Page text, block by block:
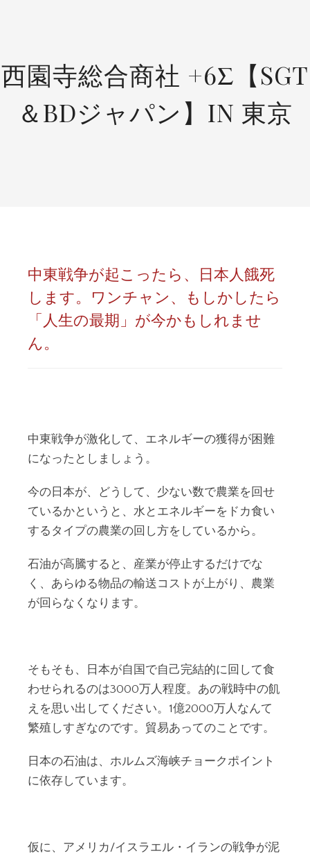
西園寺総合商社 +6Σ【SGT
＆BDジャパン】IN 東京
中東戦争が起こったら、日本人餓死
します。ワンチャン、もしかしたら
「人生の最期」が今かもしれませ
ん。
中東戦争が激化して、エネルギーの獲得が困難
になったとしましょう。
今の日本が、どうして、少ない数で農業を回せ
ているかというと、水とエネルギーをドカ食い
するタイプの農業の回し方をしているから。
石油が高騰すると、産業が停止するだけでな
く、あらゆる物品の輸送コストが上がり、農業
が回らなくなります。
そもそも、日本が自国で自己完結的に回して食
わせられるのは3000万人程度。あの戦時中の飢
えを思い出してください。1億2000万人なんて
繁殖しすぎなのです。貿易あってのことです。
日本の石油は、ホルムズ海峡チョークポイント
に依存しています。
仮に、アメリカ/イスラエル・イランの戦争が泥